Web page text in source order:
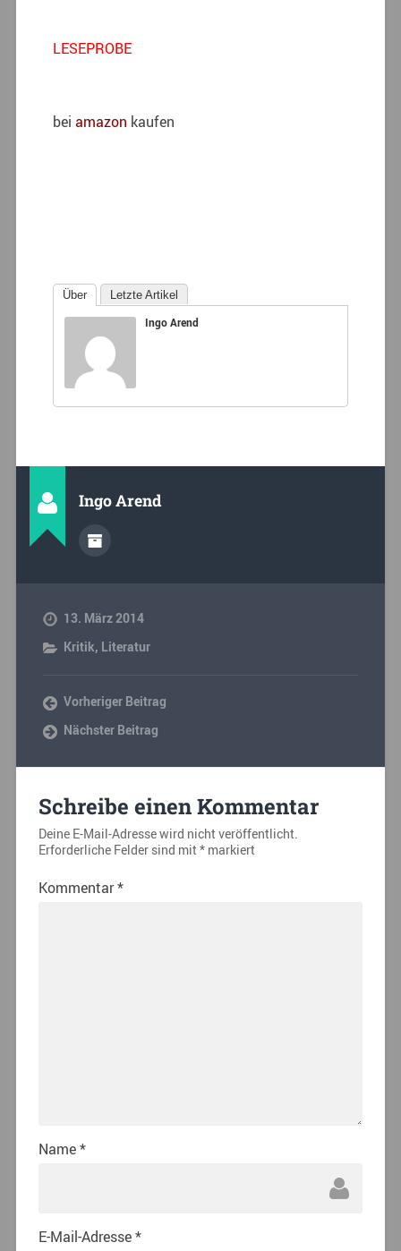
LESEPROBE
beiamazon kaufen
Über Letzte Artikel
Ingo Arend
Ingo Arend
13. März 2014
Kritik, Literatur
Vorheriger Beitrag
Nächster Beitrag
Schreibe einen Kommentar
Deine E-Mail-Adresse wird nicht veröffentlicht.
Erforderliche Felder sind mit*markiert
Kommentar*
Name*
E-Mail-Adresse*